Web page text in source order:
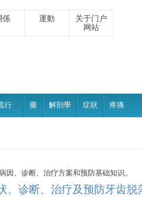
係 運動
关于门户
网站
行 藥 解剖學 症狀 疼痛
因、诊断、治疗方案和预防基础知识。
、诊断、治疗及预防牙齿脱